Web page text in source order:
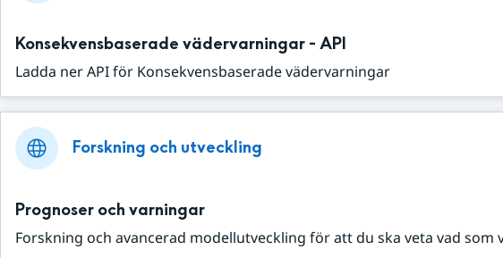
Konsekvensbaserade vädervarningar - API
Ladda ner API för Konsekvensbaserade vädervarningar
Forskning och utveckling
Prognoser och varningar
Forskning och avancerad modellutveckling för att du ska veta vad som